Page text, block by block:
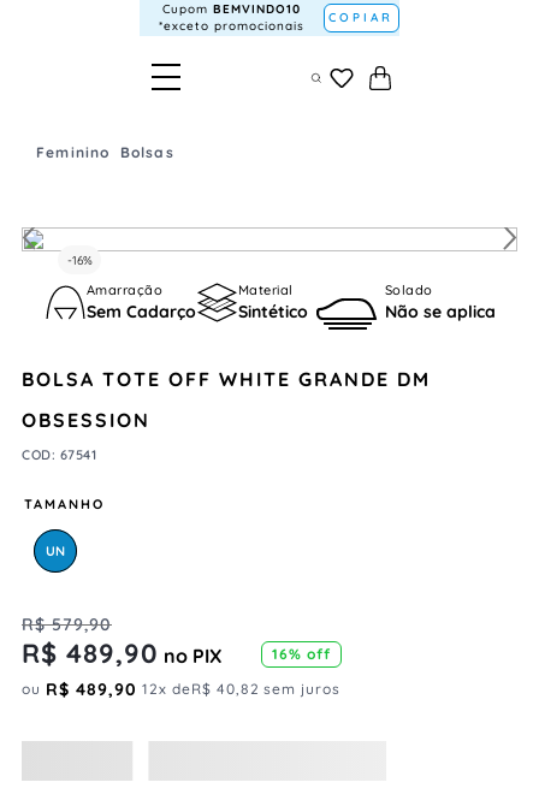
Cupom BEMVINDO10
*exceto promocionais
COPIAR
Feminino Bolsas
-16%
Amarração
Sem Cadarço
Material
Sintético
Solado
Não se aplica
BOLSA TOTE OFF WHITE GRANDE DM
OBSESSION
COD: 67541
TAMANHO
UN
R$ 579,90
R$ 489,90 no PIX 16% off
ou R$ 489,90 12x deR$ 40,82 sem juros